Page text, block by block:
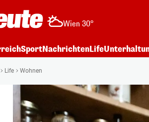
Wien 30°
SportNachrichtenLife
Life Wohnen